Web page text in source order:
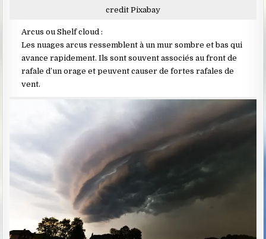
credit Pixabay
Arcus ou Shelf cloud :
Les nuages arcus ressemblent à un mur sombre et bas qui
avance rapidement. Ils sont souvent associés au front de
rafale d’un orage et peuvent causer de fortes rafales de
vent.